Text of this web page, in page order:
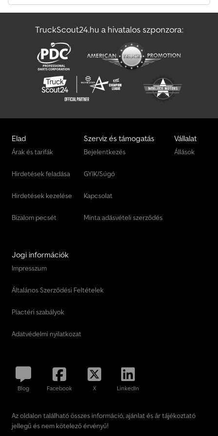
Növényvédelmi & Műtrágyázó Gép
Szabván Felépítmény
TruckScout24.hu a hivatalos szponzora:
Elad
Árak és tarifák
Hirdetések feladása
Hirdetések kezelése
Bizalom pecsét
Szerviz és támogatás
Bejelentkezés
GYIK/Súgó
Kapcsolat
Minta adásvételi szerződés
Vállalat
Állások
Jogi információk
Impresszum
Általános Szerződési Feltételek
Piactéri szabályok
Adatvédelmi nyilatkozat
Blog Facebook X LinkedIn
Az oldalon található összes információ, ajánlat és ár tájékoztató
jellegű és nem kötelező érvényű!